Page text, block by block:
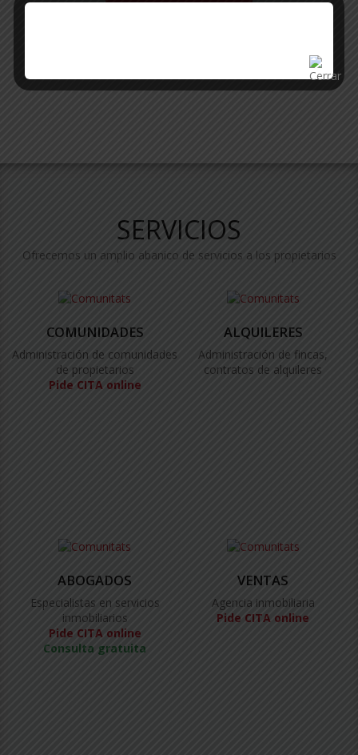
SERVICIOS
Ofrecemos un amplio abanico de servicios a los propietarios
COMUNIDADES
Administración de comunidades
de propietarios
Pide CITA online
ALQUILERES
Administración de fincas,
contratos de alquileres
ABOGADOS
Especialistas en servicios
inmobiliarios
Pide CITA online
Consulta gratuita
VENTAS
Agencia inmobiliaria
Pide CITA online